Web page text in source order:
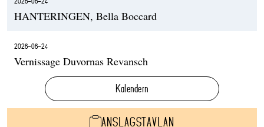
HANTERINGEN, Bella Boccard
2026-06-24
Vernissage Duvornas Revansch
Kalendern
ANSLAGSTAVLAN